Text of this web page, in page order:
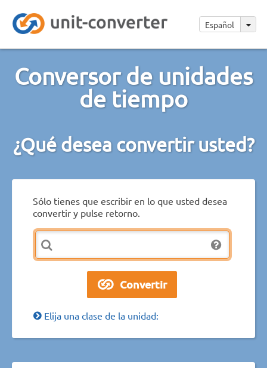
Español
Conversor de unidades
de tiempo
¿Qué desea convertir usted?
Sólo tienes que escribir en lo que usted desea
convertir y pulse retorno.
Elija una clase de la unidad: